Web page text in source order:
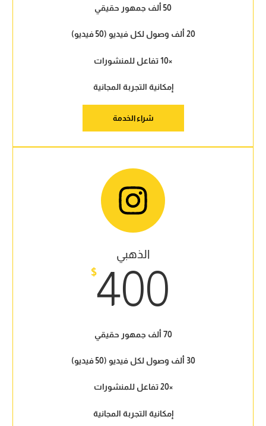
الذهبي
$400
70 ألف جمهور حقيقي
30 ألف وصول لكل فيديو (50 فيديو)
×20 تفاعل للمنشورات
إمكانية التجربة المجانية
50 ألف جمهور حقيقي
20 ألف وصول لكل فيديو (50 فيديو)
×10 تفاعل للمنشورات
إمكانية التجربة المجانية
شراء الخدمة